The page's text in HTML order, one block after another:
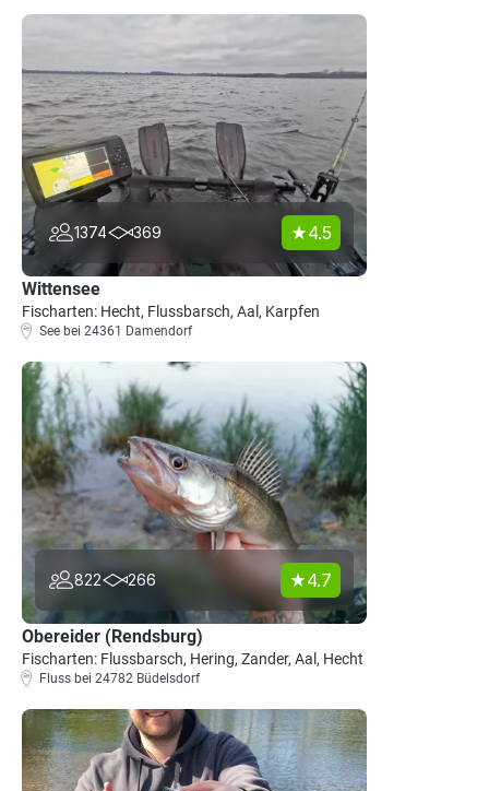
1374 369 4.5
Wittensee
Fischarten: Hecht, Flussbarsch, Aal, Karpfen
See bei 24361 Damendorf
822 266 4.7
Obereider (Rendsburg)
Fischarten: Flussbarsch, Hering, Zander, Aal, Hecht
Fluss bei 24782 Büdelsdorf